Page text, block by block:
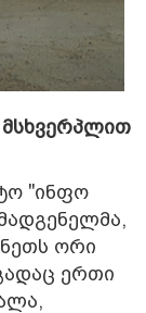
მსხვერპლით
"ინფო
ორი
ერთი